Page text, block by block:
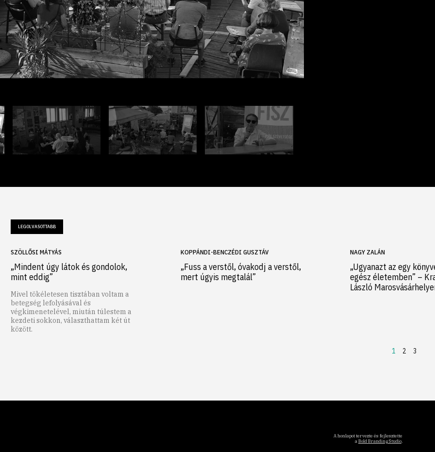
LEGOLVASOTTABB
SZÖLLŐSI MÁTYÁS
„Mindent úgy látok és gondolok,
mint eddig”
Mivel tökéletesen tisztában voltam a
betegség lefolyásával és
végkimenetelével, miután túlestem a
kezdeti sokkon, választhattam két út
között.
KOPPÁNDI-BENCZÉDI GUSZTÁV
„Fuss a verstől, óvakodj a verstől,
mert úgyis megtalál”
NAGY ZALÁN
„Ugyanazt az egy
egész életemben” –
László
1 2 3
A honlapot tervezte és fejlesztette
aBold Branding Studio.